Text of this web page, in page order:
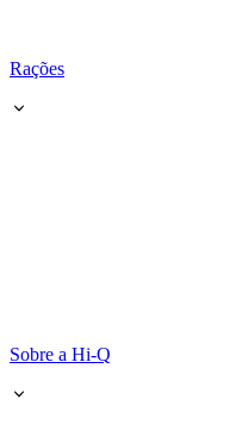
Rações
Sobre a Hi-Q